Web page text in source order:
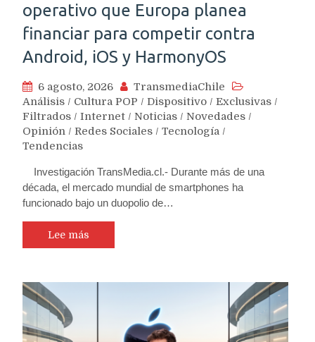
operativo que Europa planea
financiar para competir contra
Android, iOS y HarmonyOS
6 agosto, 2026
TransmediaChile
Análisis / Cultura POP / Dispositivo / Exclusivas /
Filtrados / Internet / Noticias / Novedades /
Opinión / Redes Sociales / Tecnología /
Tendencias
Investigación TransMedia.cl.- Durante más de una
década, el mercado mundial de smartphones ha
funcionado bajo un duopolio de…
Lee más